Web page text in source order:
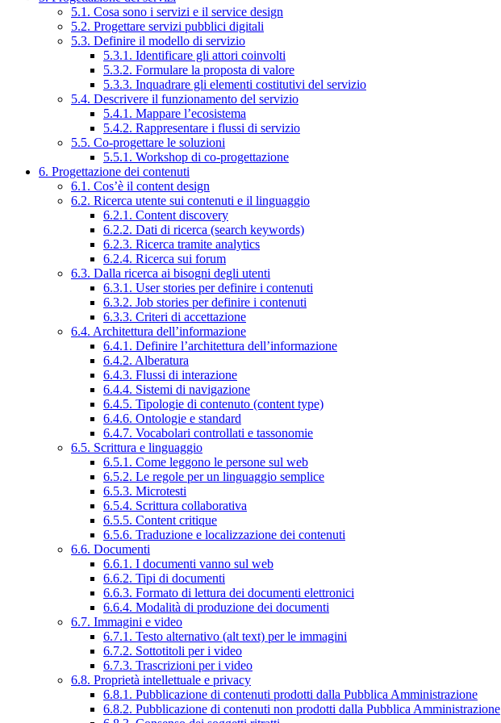
5.1. Cosa sono i servizi e il service design
5.2. Progettare servizi pubblici digitali
5.3. Definire il modello di servizio
5.3.1. Identificare gli attori coinvolti
5.3.2. Formulare la proposta di valore
5.3.3. Inquadrare gli elementi costitutivi del servizio
5.4. Descrivere il funzionamento del servizio
5.4.1. Mappare l’ecosistema
5.4.2. Rappresentare i flussi di servizio
5.5. Co-progettare le soluzioni
5.5.1. Workshop di co-progettazione
6. Progettazione dei contenuti
6.1. Cos’è il content design
6.2. Ricerca utente sui contenuti e il linguaggio
6.2.1. Content discovery
6.2.2. Dati di ricerca (search keywords)
6.2.3. Ricerca tramite analytics
6.2.4. Ricerca sui forum
6.3. Dalla ricerca ai bisogni degli utenti
6.3.1. User stories per definire i contenuti
6.3.2. Job stories per definire i contenuti
6.3.3. Criteri di accettazione
6.4. Architettura dell’informazione
6.4.1. Definire l’architettura dell’informazione
6.4.2. Alberatura
6.4.3. Flussi di interazione
6.4.4. Sistemi di navigazione
6.4.5. Tipologie di contenuto (content type)
6.4.6. Ontologie e standard
6.4.7. Vocabolari controllati e tassonomie
6.5. Scrittura e linguaggio
6.5.1. Come leggono le persone sul web
6.5.2. Le regole per un linguaggio semplice
6.5.3. Microtesti
6.5.4. Scrittura collaborativa
6.5.5. Content critique
6.5.6. Traduzione e localizzazione dei contenuti
6.6. Documenti
6.6.1. I documenti vanno sul web
6.6.2. Tipi di documenti
6.6.3. Formato di lettura dei documenti elettronici
6.6.4. Modalità di produzione dei documenti
6.7. Immagini e video
6.7.1. Testo alternativo (alt text) per le immagini
6.7.2. Sottotitoli per i video
6.7.3. Trascrizioni per i video
6.8. Proprietà intellettuale e privacy
6.8.1. Pubblicazione di contenuti prodotti dalla Pubblica Amministrazione
6.8.2. Pubblicazione di contenuti non prodotti dalla Pubblica Amministrazione